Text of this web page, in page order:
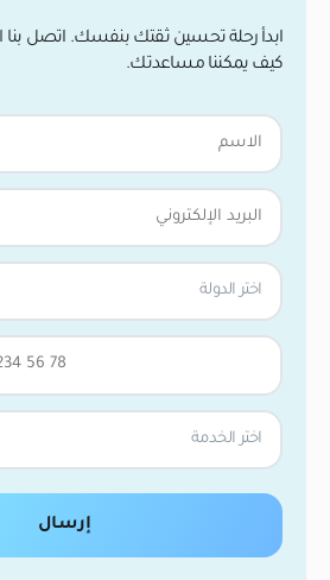
ابدأ رحلة تحسين ثقتك بنفسك. اتصل بنا
كيف يمكننا مساعدتك.
اختر الدولة
اختر الخدمة
إرسال